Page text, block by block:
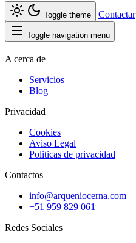
Toggle theme Contactar
Toggle navigation menu
A cerca de
Servicios
Blog
Privacidad
Cookies
Aviso Legal
Politicas de privacidad
Contactos
info@arqueniocerna.com
+51 959 829 061
Redes Sociales